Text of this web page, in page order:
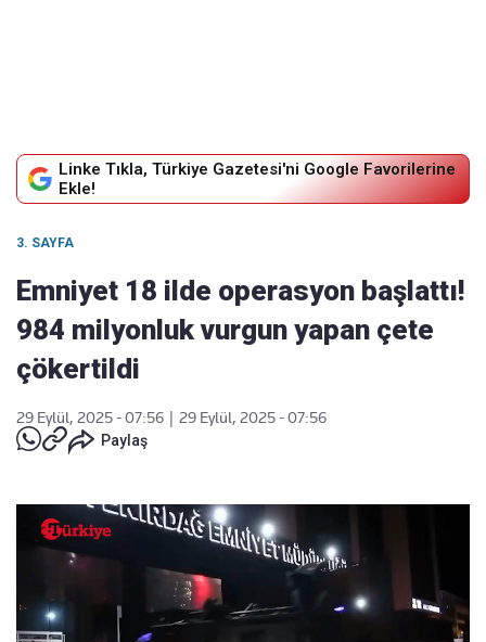
Linke Tıkla, Türkiye Gazetesi'ni Google Favorilerine
Ekle!
3. SAYFA
Emniyet 18 ilde operasyon başlattı!
984 milyonluk vurgun yapan çete
çökertildi
29 Eylül, 2025 - 07:56
29 Eylül, 2025 - 07:56
Paylaş